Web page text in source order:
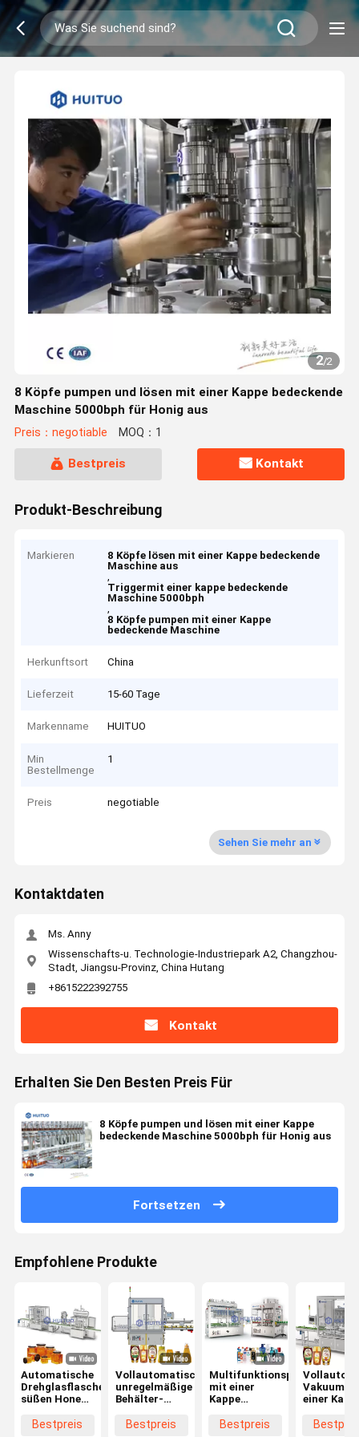
2/2
8 Köpfe pumpen und lösen mit einer Kappe bedeckende
Maschine 5000bph für Honig aus
Preis：negotiable MOQ：1
Bestpreis Kontakt
Produkt-Beschreibung
Markieren
8 Köpfe lösen mit einer Kappe bedeckende
Maschine aus
,
Triggermit einer kappe bedeckende
Maschine 5000bph
,
8 Köpfe pumpen mit einer Kappe
bedeckende Maschine
Herkunftsort China
Lieferzeit 15-60 Tage
Markenname HUITUO
Min
Bestellmenge
1
Preis negotiable
Sehen Sie mehr an
Kontaktdaten
Ms. Anny
Wissenschafts-u. Technologie-Industriepark A2, Changzhou-
Stadt, Jiangsu-Provinz, China Hutang
+8615222392755
Kontakt
Erhalten Sie Den Besten Preis Für
8 Köpfe pumpen und lösen mit einer Kappe
bedeckende Maschine 5000bph für Honig aus
Fortsetzen
Empfohlene Produkte
Automatische
Drehglasflasche
süßen Honey
Servo
Bestpreis
Vollautomatische
unregelmäßige
Behälter-
Dichtungs-
Bestpreis
Multifunktionspumpen-
mit einer
Kappe
Maschinen-
Bestpreis
einer